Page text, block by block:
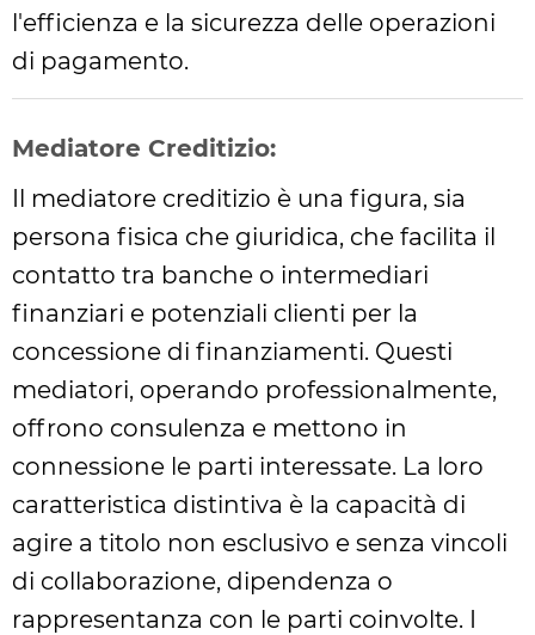
l'efficienza e la sicurezza delle operazioni
di pagamento.
Mediatore Creditizio:
Il mediatore creditizio è una figura, sia
persona fisica che giuridica, che facilita il
contatto tra banche o intermediari
finanziari e potenziali clienti per la
concessione di finanziamenti. Questi
mediatori, operando professionalmente,
offrono consulenza e mettono in
connessione le parti interessate. La loro
caratteristica distintiva è la capacità di
agire a titolo non esclusivo e senza vincoli
di collaborazione, dipendenza o
rappresentanza con le parti coinvolte. I